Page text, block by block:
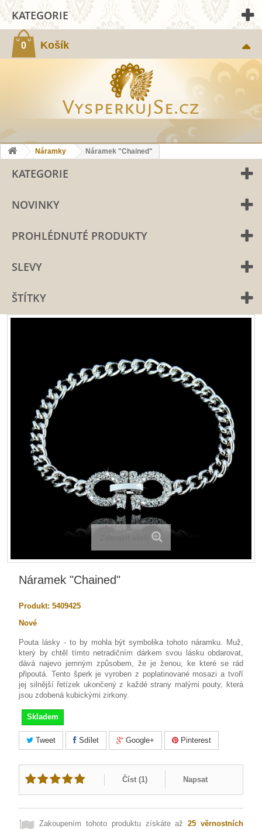
0 Košík
KATEGORIE
Náramky Náramek "Chained"
KATEGORIE
NOVINKY
PROHLÉDNUTÉ PRODUKTY
SLEVY
ŠTÍTKY
Náramek "Chained"
Produkt: 5409425
Nové
Pouta lásky - to by mohla být symbolika tohoto náramku. Muž,
který by chtěl tímto netradičním dárkem svou lásku obdarovat,
dává najevo jemným způsobem, že je ženou, ke které se rád
připoutá. Tento šperk je vyroben z poplatinované mosazi a tvoří
jej silnější řetízek ukončený z každé strany malými pouty, která
jsou zdobená kubickými zirkony.
Skladem
Tweet Sdílet Google+ Pinterest
Číst (1) Napsat
Zakoupením tohoto produktu získáte až25 věrnostních